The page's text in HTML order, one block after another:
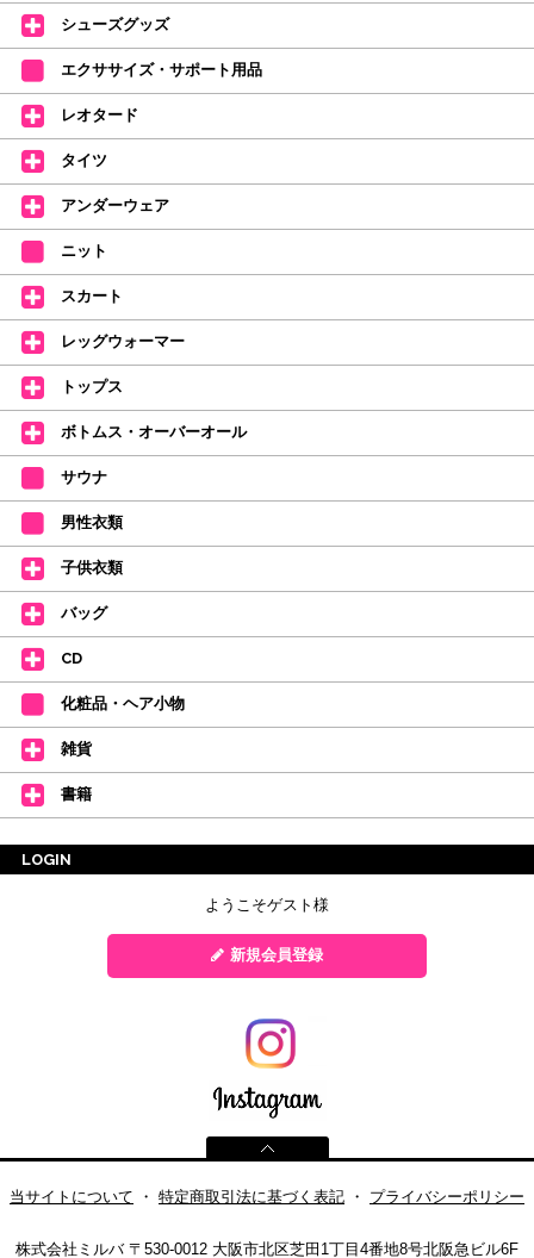
デラロミラノ2026コレクションの販売を開始しました☆
↑ご購入頂いたお客様に、デラロミラノのロゴ入りボールペンをプレゼント
中。
(お一人様1本限りになります)
価格改定のお知らせ
2026年4月1日よりシューズ全般、衣類など商品を値上げしました。
何卒ご理解いただけますようお願い申し上げます
【シューズのフィッティングについて】
全店、ご予約不要です(18:30まで)。タイツ・ソックス・トウパッドを
持参してください。
皆さまのダンスライフをサポートできるようなさまざまな商品をご紹介して
おります。
【新商品はこちらから】 ←ここをクリック♪
シューズグッズ
エクササイズ・サポート用品
レオタード
タイツ
アンダーウェア
ニット
スカート
レッグウォーマー
トップス
ボトムス・オーバーオール
サウナ
男性衣類
子供衣類
バッグ
CD
化粧品・ヘア小物
雑貨
書籍
LOGIN
ようこそゲスト様
新規会員登録
当サイトについて ・ 特定商取引法に基づく表記 ・ プライバシーポリシー
株式会社ミルバ 〒530-0012 大阪市北区芝田1丁目4番地8号北阪急ビル6F